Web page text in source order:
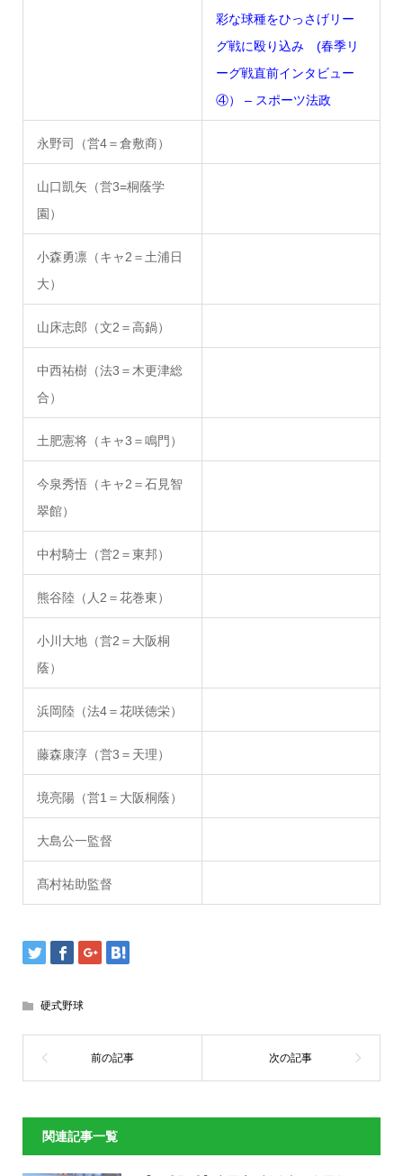
彩な球種をひっさげリー
グ戦に殴り込み (春季リ
ーグ戦直前インタビュー
④） – スポーツ法政
永野司（営4＝倉敷商）
山口凱矢（営3=桐蔭学
園）
小森勇凛（キャ2＝土浦日
大）
山床志郎（文2＝高鍋）
中西祐樹（法3＝木更津総
合）
土肥憲将（キャ3＝鳴門）
今泉秀悟（キャ2＝石見智
翠館）
中村騎士（営2＝東邦）
熊谷陸（人2＝花巻東）
小川大地（営2＝大阪桐
蔭）
浜岡陸（法4＝花咲徳栄）
藤森康淳（営3＝天理）
境亮陽（営1＝大阪桐蔭）
大島公一監督
髙村祐助監督
硬式野球
関連記事一覧